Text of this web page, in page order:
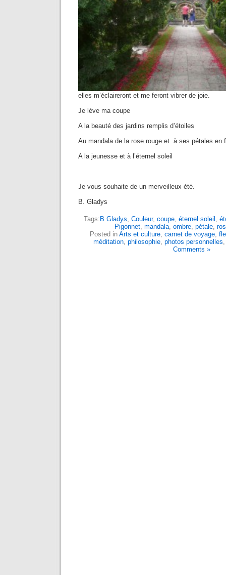
elles m’éclaireront et me feront vibrer de joie.
Je lève ma coupe
A la beauté des jardins remplis d’étoiles
Au mandala de la rose rouge et à ses pétales en
A la jeunesse et à l’éternel soleil
Je vous souhaite de un merveilleux été.
B. Gladys
Tags:B Gladys Couleur, coupe éternel soleil
Pigonnet, mandala, ombre, pétale,
Posted in Arts et culture, carnet de voyage,
méditation, philosophie, photos personnelles
Comments »